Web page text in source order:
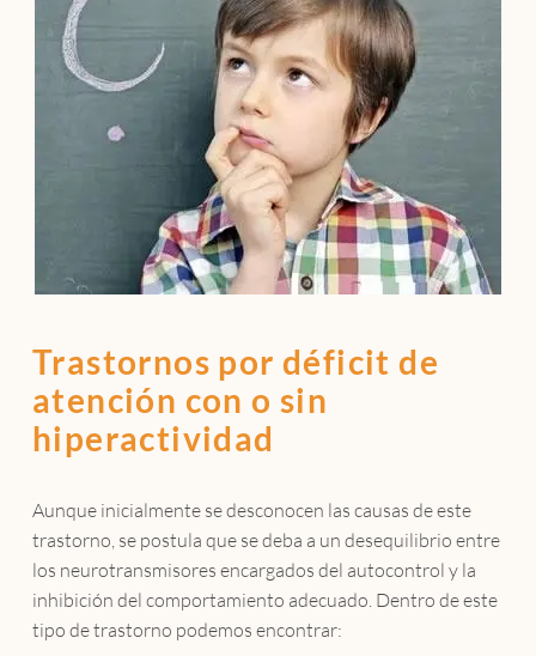
Trastornos por déficit de
atención con o sin
hiperactividad
Aunque inicialmente se desconocen las causas de este
trastorno, se postula que se deba a un desequilibrio entre
los neurotransmisores encargados del autocontrol y la
inhibición del comportamiento adecuado. Dentro de este
tipo de trastorno podemos encontrar: